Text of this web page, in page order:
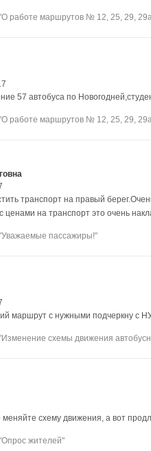
работе маршрутов № 12, 25, 29,
57 автобуса по
работе маршрутов № 12, 25, 29,
транспорт на правый
ценами на транспорт это очень
пассажиры!"
маршрут с нужными подчеркну
схемы движения
меняйте схему движения, а вот
жителей"